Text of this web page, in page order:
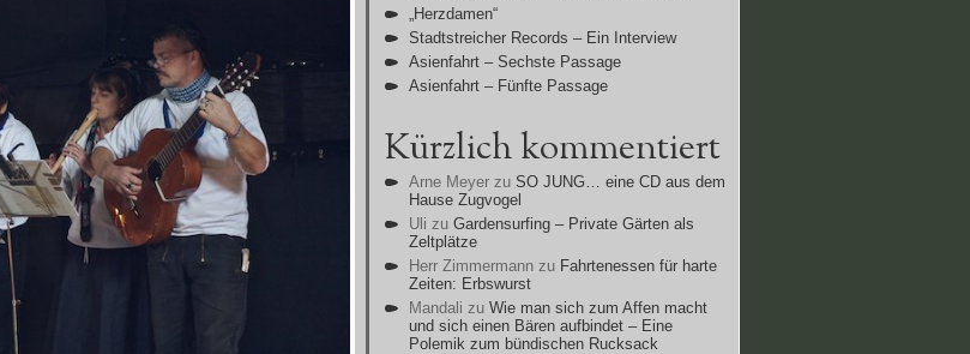
„Herzdamen“
Stadtstreicher Records – Ein Interview
Asienfahrt – Sechste Passage
Asienfahrt – Fünfte Passage
Kürzlich kommentiert
Arne Meyer zu SO JUNG… eine CD aus dem
Hause Zugvogel
Uli zu Gardensurfing – Private Gärten als
Zeltplätze
Herr Zimmermann zu Fahrtenessen für harte
Zeiten: Erbswurst
Mandali zu Wie man sich zum Affen macht
und sich einen Bären aufbindet – Eine
Polemik zum bündischen Rucksack